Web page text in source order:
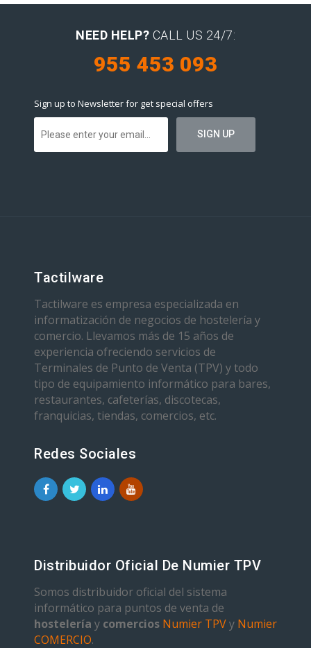
NEED HELP? CALL US 24/7:
955 453 093
Sign up to Newsletter for get special offers
Tactilware
Tactilware es empresa especializada en
informatización de negocios de hostelería y
comercio. Llevamos más de 15 años de
experiencia ofreciendo servicios de
Terminales de Punto de Venta (TPV) y todo
tipo de equipamiento informático para bares,
restaurantes, cafeterías, discotecas,
franquicias, tiendas, comercios, etc.
Redes Sociales
Distribuidor Oficial De Numier TPV
Somos distribuidor oficial del sistema
informático para puntos de venta de
hostelería y comercios Numier TPVy Numier
COMERCIO.